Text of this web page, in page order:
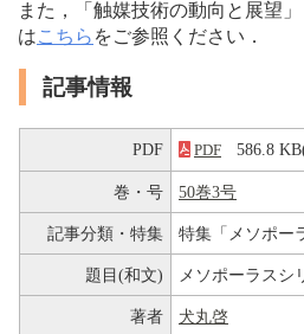
また，「触媒技術の動向と展望
はこちら をご参照ください．
記事情報
PDF PDF 586.8
巻・号 50巻3号
記事分類・特集 特集「メソポー
題目(和文) メソポーラスシ
著者 犬丸啓